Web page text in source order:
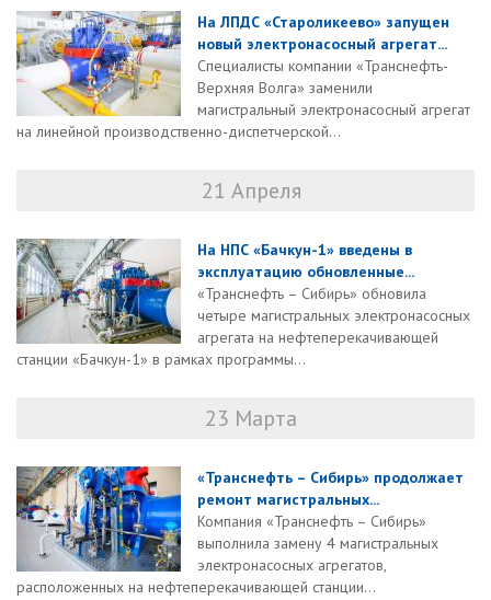
На ЛПДС «Староликеево» запущен
новый электронасосный агрегат...
Специалисты компании «Транснефть-
Верхняя Волга» заменили
магистральный электронасосный агрегат
на линейной производственно-диспетчерской...
21 Апреля
На НПС «Бачкун-1» введены в
эксплуатацию обновленные...
«Транснефть – Сибирь» обновила
четыре магистральных электронасосных
агрегата на нефтеперекачивающей
станции «Бачкун-1» в рамках программы...
23 Марта
«Транснефть – Сибирь» продолжает
ремонт магистральных...
Компания «Транснефть – Сибирь»
выполнила замену 4 магистральных
электронасосных агрегатов,
расположенных на нефтеперекачивающей станции...